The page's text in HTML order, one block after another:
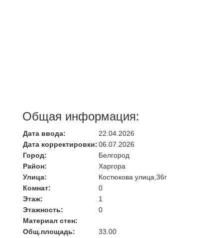
Общая информация:
Дата ввода:
22.04.2026
Дата корректировки:06.07.2026
Город:
Белгород
Район:
Харгора
Улица:
Костюкова улица,36г
Комнат:
0
Этаж:
1
Этажность:
0
Материал стен:
Общ.площадь:
33.00